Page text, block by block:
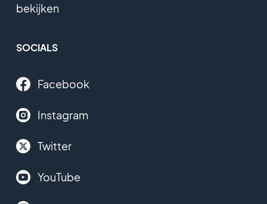
bekijken
SOCIALS
Facebook
Instagram
Twitter
YouTube